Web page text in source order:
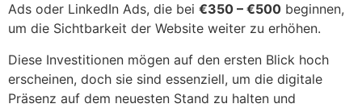
Ads oder LinkedIn Ads, die bei €350 – €500 beginnen,
um die Sichtbarkeit der Website weiter zu erhöhen.
Diese Investitionen mögen auf den ersten Blick hoch
erscheinen, doch sie sind essenziell, um die digitale
Präsenz auf dem neuesten Stand zu halten und